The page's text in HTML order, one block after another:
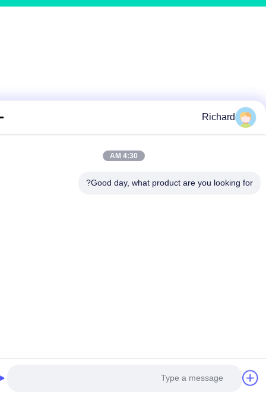
Richard
4:30 AM
Good day, what product are you looking